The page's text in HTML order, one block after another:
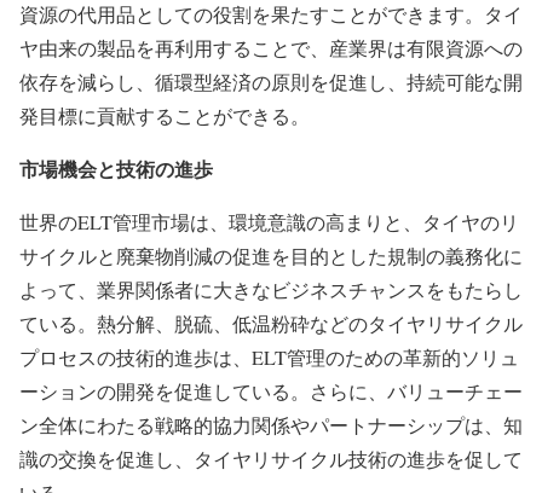
資源の代用品としての役割を果たすことができます。タイ
ヤ由来の製品を再利用することで、産業界は有限資源への
依存を減らし、循環型経済の原則を促進し、持続可能な開
発目標に貢献することができる。
市場機会と技術の進歩
世界のELT管理市場は、環境意識の高まりと、タイヤのリ
サイクルと廃棄物削減の促進を目的とした規制の義務化に
よって、業界関係者に大きなビジネスチャンスをもたらし
ている。熱分解、脱硫、低温粉砕などのタイヤリサイクル
プロセスの技術的進歩は、ELT管理のための革新的ソリュ
ーションの開発を促進している。さらに、バリューチェー
ン全体にわたる戦略的協力関係やパートナーシップは、知
識の交換を促進し、タイヤリサイクル技術の進歩を促して